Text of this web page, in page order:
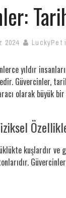
2024 LuckyPet
yıldır
Güvercinler,
olarak büyük
kuşlardır ve